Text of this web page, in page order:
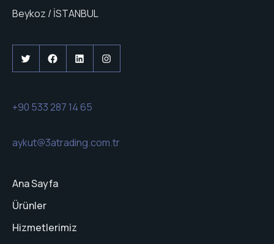
Beykoz / İSTANBUL
TwitterFacebook
LinkedInInstagram
+90 533 287 14 65
aykut@3atrading.com.tr
Ana Sayfa
Ürünler
Hizmetlerimiz